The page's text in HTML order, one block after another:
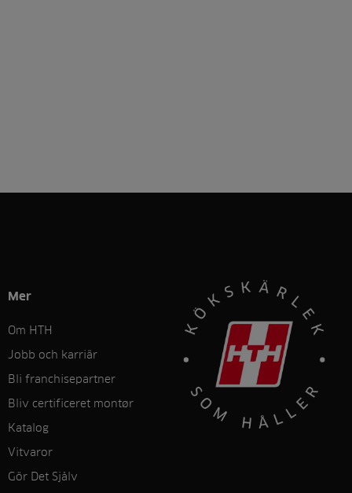
Mer
Om HTH
Jobb och karriär
Bli franchisepartner
Bliv certificeret montør
Katalog
Vitvaror
Gör Det Sjålv